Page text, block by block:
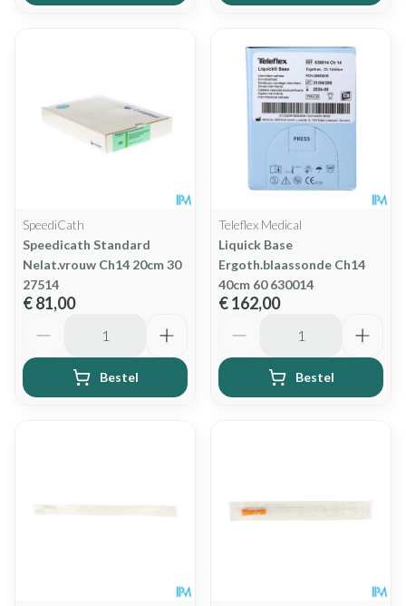
SpeediCath
Speedicath Standard
Nelat.vrouw Ch14 20cm 30
27514
€ 81,00
Bestel
Teleflex Medical
Liquick Base
Ergoth.blaassonde Ch14
40cm 60 630014
€ 162,00
Bestel